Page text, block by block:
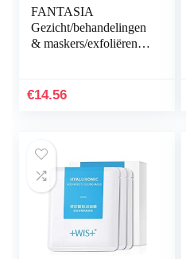
FANTASIA
Gezicht/behandelingen
& maskers/exfoliëren &
€14.56